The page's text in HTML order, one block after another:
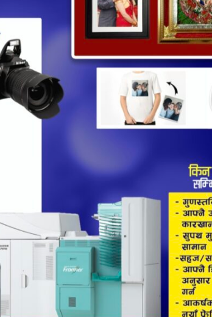
भूमिहीन दलित, भूमिहीन सुकुम्बासी र अव्यवस्थित
नगर प्रमुख वसन्त बस्नेतले निस्सा वितरण गर्नु
वर्षदेखि उपभोग गर्दै आए पनि लालपूर्जाबिहीन
पूर्जा नहुँदा पसल व्यवसय सञ्चालन गर्नसमेत
व्यपार व्यवसाय संचालन गर्ने दिने नगर प्रमुख
शहर बनाउने उदेश्य सहित आफू निर्वाचित भए आए